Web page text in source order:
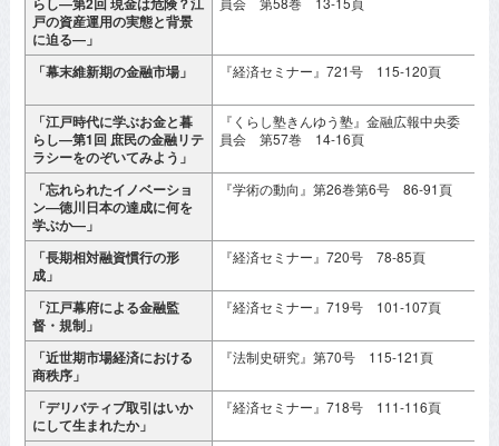
戸の資産運用の実態と背景
に迫る―」
「幕末維新期の金融市場」 『経済セミナー』721号 115-120頁
「江戸時代に学ぶお金と暮
らし―第1回 庶民の金融リテ
ラシーをのぞいてみよう」
『くらし塾きんゆう塾』金融広報中央委
員会 第57巻 14-16頁
「忘れられたイノベーショ
ン―徳川日本の達成に何を
学ぶか―」
『学術の動向』第26巻第6号 86-91頁
「長期相対融資慣行の形
成」
『経済セミナー』720号 78-85頁
「江戸幕府による金融監
督・規制」
『経済セミナー』719号 101-107頁
「近世期市場経済における
商秩序」
『法制史研究』第70号 115-121頁
「デリバティブ取引はいか
にして生まれたか」
『経済セミナー』718号 111-116頁